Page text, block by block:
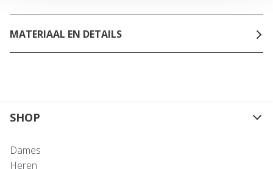
MATERIAAL EN DETAILS
SHOP
Dames
Heren